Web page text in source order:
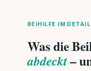
BEIHILFE IM DETAIL
Was die
abdeckt–